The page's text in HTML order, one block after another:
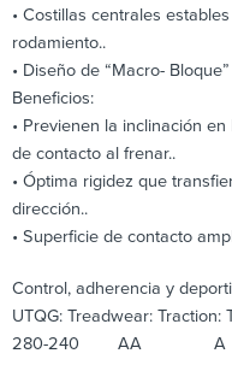
• Costillas centrales
rodamiento..
• Diseño de “Macro-
Beneficios:
• Previenen la inclinación
de contacto al frenar..
• Óptima rigidez que
dirección..
• Superficie de contacto
Control, adherencia y
UTQG: Treadwear: Traction:
280-240 AA A